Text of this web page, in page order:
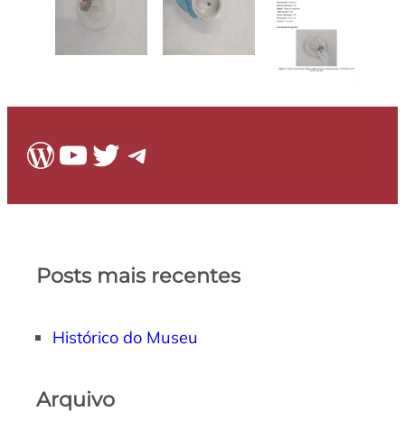
WordPress
Youtube
Twitter
Telegram
Posts mais recentes
Histórico do Museu
Arquivo